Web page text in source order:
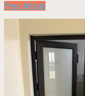
Prev Article